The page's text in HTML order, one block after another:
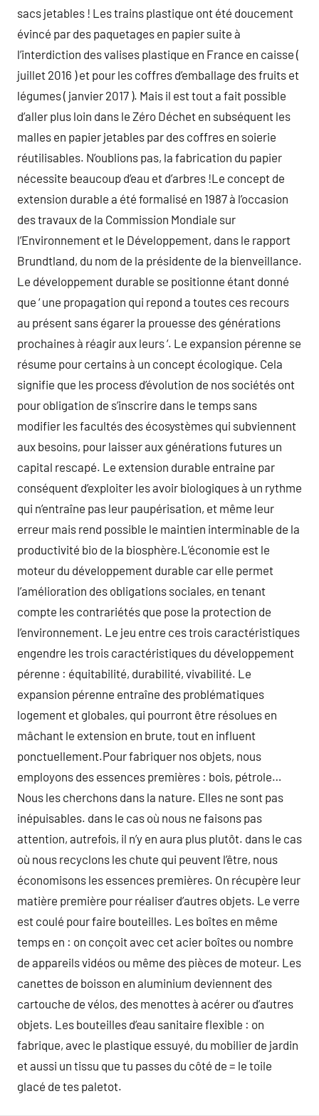
sacs jetables ! Les trains plastique ont été doucement
évincé par des paquetages en papier suite à
l’interdiction des valises plastique en France en caisse (
juillet 2016 ) et pour les coffres d’emballage des fruits et
légumes ( janvier 2017 ). Mais il est tout a fait possible
d’aller plus loin dans le Zéro Déchet en subséquent les
malles en papier jetables par des coffres en soierie
réutilisables. N’oublions pas, la fabrication du papier
nécessite beaucoup d’eau et d’arbres !Le concept de
extension durable a été formalisé en 1987 à l’occasion
des travaux de la Commission Mondiale sur
l’Environnement et le Développement, dans le rapport
Brundtland, du nom de la présidente de la bienveillance.
Le développement durable se positionne étant donné
que ‘ une propagation qui repond a toutes ces recours
au présent sans égarer la prouesse des générations
prochaines à réagir aux leurs ‘. Le expansion pérenne se
résume pour certains à un concept écologique. Cela
signifie que les process d’évolution de nos sociétés ont
pour obligation de s’inscrire dans le temps sans
modifier les facultés des écosystèmes qui subviennent
aux besoins, pour laisser aux générations futures un
capital rescapé. Le extension durable entraine par
conséquent d’exploiter les avoir biologiques à un rythme
qui n’entraîne pas leur paupérisation, et même leur
erreur mais rend possible le maintien interminable de la
productivité bio de la biosphère.L’économie est le
moteur du développement durable car elle permet
l’amélioration des obligations sociales, en tenant
compte les contrariétés que pose la protection de
l’environnement. Le jeu entre ces trois caractéristiques
engendre les trois caractéristiques du développement
pérenne : équitabilité, durabilité, vivabilité. Le
expansion pérenne entraîne des problématiques
logement et globales, qui pourront être résolues en
mâchant le extension en brute, tout en influent
ponctuellement.Pour fabriquer nos objets, nous
employons des essences premières : bois, pétrole…
Nous les cherchons dans la nature. Elles ne sont pas
inépuisables. dans le cas où nous ne faisons pas
attention, autrefois, il n’y en aura plus plutôt. dans le cas
où nous recyclons les chute qui peuvent l’être, nous
économisons les essences premières. On récupère leur
matière première pour réaliser d’autres objets. Le verre
est coulé pour faire bouteilles. Les boîtes en même
temps en : on conçoit avec cet acier boîtes ou nombre
de appareils vidéos ou même des pièces de moteur. Les
canettes de boisson en aluminium deviennent des
cartouche de vélos, des menottes à acérer ou d’autres
objets. Les bouteilles d’eau sanitaire flexible : on
fabrique, avec le plastique essuyé, du mobilier de jardin
et aussi un tissu que tu passes du côté de = le toile
glacé de tes paletot.